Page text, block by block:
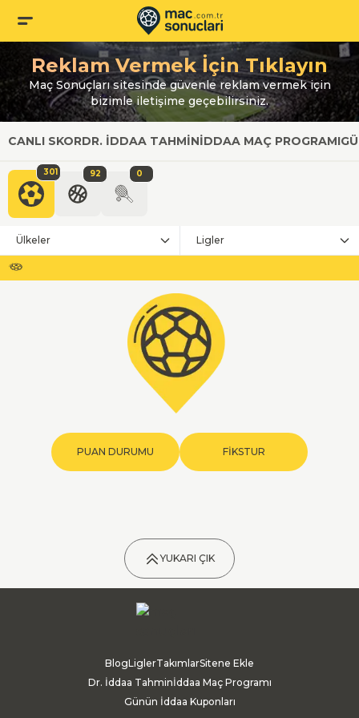
Reklam Vermek İçin Tıklayın
Maç Sonuçları sitesinde güvenle reklam vermek için
bizimle iletişime geçebilirsiniz.
CANLI SKORDR. İDDAA TAHMINİDDAA MAÇ PROGRAMI
301 92 0
Ülkeler Ligler
PUAN DURUMU FİKSTUR
YUKARI ÇIK
BlogLiglerTakımlarSitene Ekle
Dr. İddaa Tahminİddaa Maç Programı
Günün İddaa Kuponları